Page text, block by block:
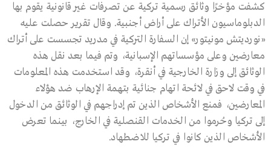
كشفت مؤخرًا وثائق رسمية تركية عن تصرفات غير قانونية يقوم بها
الدبلوماسيون الأتراك على أراض أجنبية. وقال تقرير حصلت عليه
«نورديتش مونيتور» إن السفارة التركية في مدريد تجسست على أتراك
معارضين وعلى مؤسساتهم الإسبانية، وتم فيما بعد نقل هذه
الوثائق إلى وزارة الخارجية في أنقرة، وقد استخدمت هذه المعلومات
في وقت لاحق في لائحة اتهام جنائية بتهمة الإرهاب ضد هؤلاء
المعارضين، فمنع الأشخاص الذين تم إدراجهم في الوثائق من الدخول
إلى تركيا وحُرموا من الخدمات القنصلية في الخارج، بينما تعرض
الأشخاص الذين كانوا في تركيا للاضطهاد.